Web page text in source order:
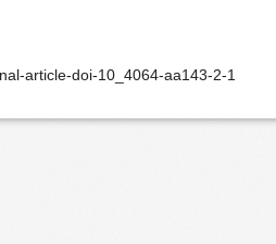
article-doi-10_4064-aa143-2-1